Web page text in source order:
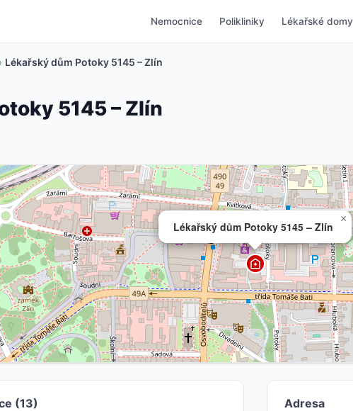
Nemocnice Polikliniky Lékařské domy
› Lékařský dům Potoky 5145 – Zlín
5145 – Zlín
Lékařský dům Potoky 5145 – Zlín
×
(13) Adresa